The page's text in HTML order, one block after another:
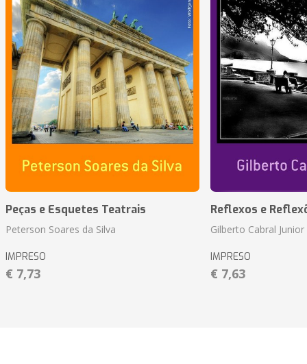
Peças e Esquetes Teatrais
Peterson Soares da Silva
IMPRESO
€ 7,73
Reflexos e
Gilberto Cabral Junior
IMPRESO
€ 7,63